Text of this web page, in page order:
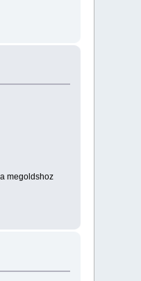
megoldshoz